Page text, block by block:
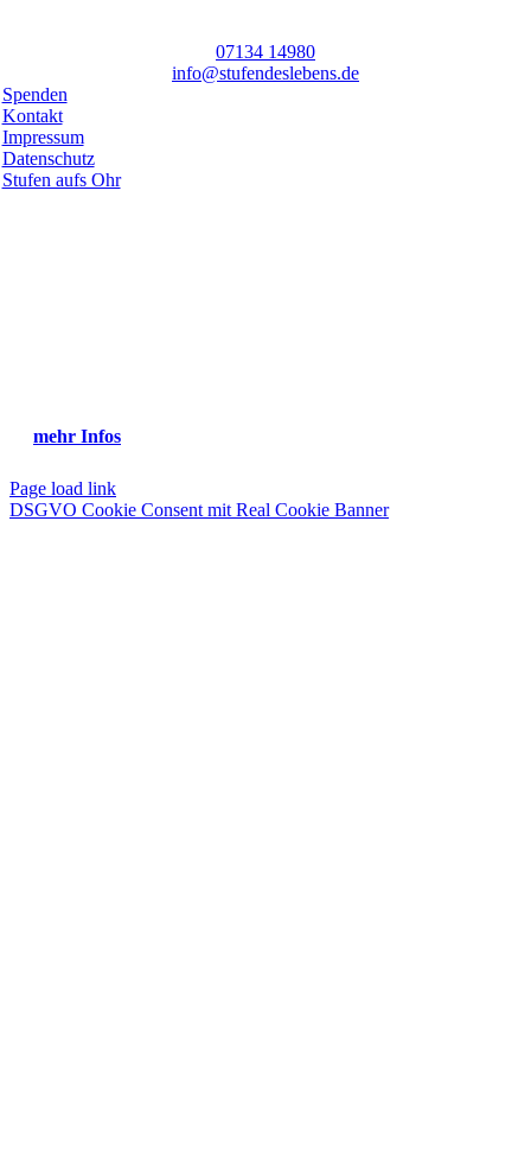
07134 14980
info@stufendeslebens.de
Spenden
Kontakt
Impressum
Datenschutz
Stufen aufs Ohr
mehr Infos
Page load link
DSGVO Cookie Consent mit Real Cookie Banner